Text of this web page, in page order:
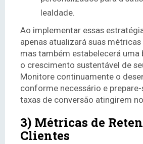
lealdade.
Ao implementar essas
apenas atualizará suas
mas também estabelecerá uma
o crescimento sustentável de
Monitore continuamente o
conforme necessário e prepare-
taxas de conversão atingirem
3) Métricas de
Clientes